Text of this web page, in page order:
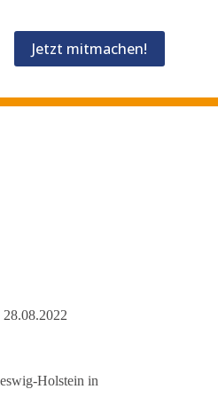
Jetzt mitmachen!
28.08.2022
Holstein in